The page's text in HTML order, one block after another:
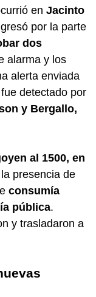
en Jacinto
por la parte
dos
alarma y los
alerta enviada
detectado por
y Bergallo,
al 1500, en
presencia de
consumía
pública.
y trasladaron a